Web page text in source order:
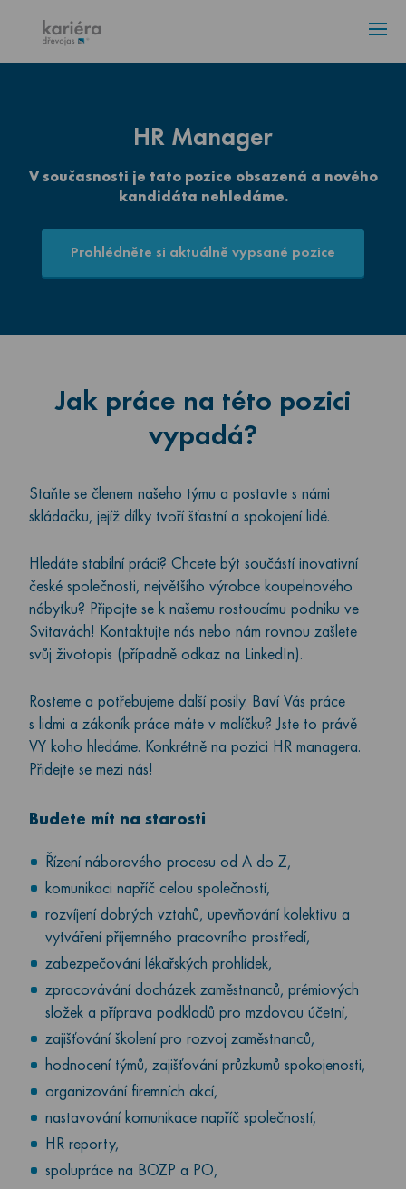
AKTUALITY
KONTAKT
HR Manager
V současnosti je tato pozice obsazená a nového
kandidáta nehledáme.
Prohlédněte si aktuálně vypsané pozice
Jak práce na této pozici
vypadá?
Staňte se členem našeho týmu a postavte s námi
skládačku, jejíž dílky tvoří šťastní a spokojení lidé.
Hledáte stabilní práci? Chcete být součástí inovativní
české společnosti, největšího výrobce koupelnového
nábytku? Připojte se k našemu rostoucímu podniku ve
Svitavách! Kontaktujte nás nebo nám rovnou zašlete
svůj životopis (případně odkaz na LinkedIn).
Rosteme a potřebujeme další posily. Baví Vás práce
s lidmi a zákoník práce máte v malíčku? Jste to právě
VY koho hledáme. Konkrétně na pozici HR managera.
Přidejte se mezi nás!
Budete mít na starosti
Řízení náborového procesu od A do Z,
komunikaci napříč celou společností,
rozvíjení dobrých vztahů, upevňování kolektivu a
vytváření příjemného pracovního prostředí,
zabezpečování lékařských prohlídek,
zpracovávání docházek zaměstnanců, prémiových
složek a příprava podkladů pro mzdovou účetní,
zajišťování školení pro rozvoj zaměstnanců,
hodnocení týmů, zajišťování průzkumů spokojenosti,
organizování firemních akcí,
nastavování komunikace napříč společností,
HR reporty,
spolupráce na BOZP a PO,